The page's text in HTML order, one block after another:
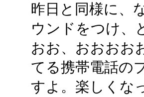
昨日と同様に、
ウンドをつけ、
おお、おおおお
てる携帯電話の
すよ。楽しくな